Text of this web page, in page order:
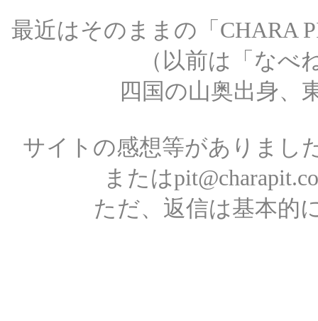
最近はそのままの「CHARA
（以前は「なべ
四国の山奥出身、
サイトの感想等がありまし
または
ただ、返信は基本的